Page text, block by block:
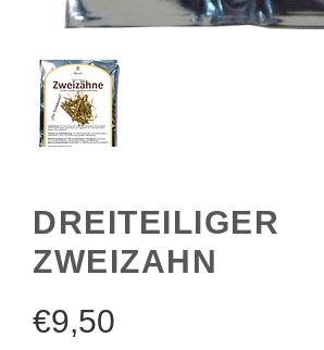
DREITEILIGER
ZWEIZAHN
€9,50